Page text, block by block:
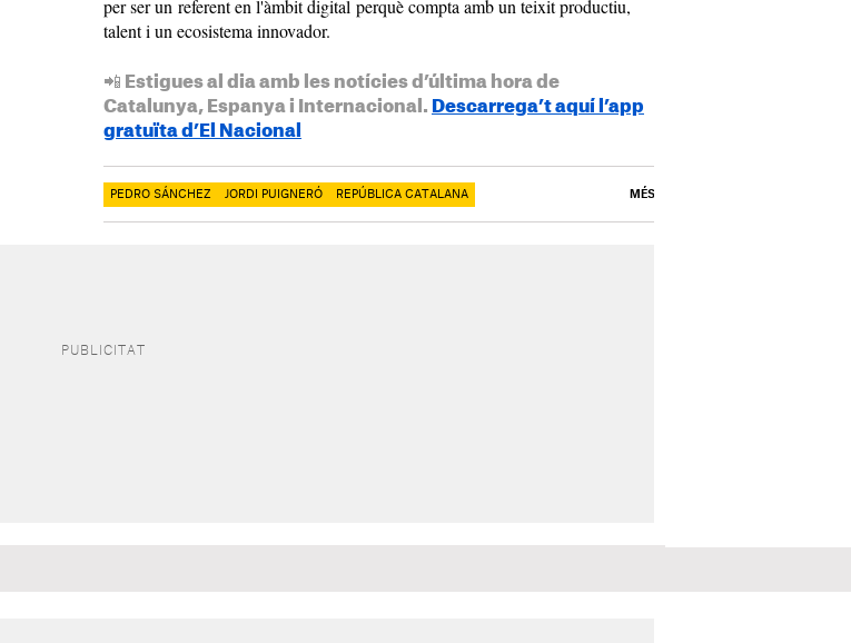
per ser un referent en l'àmbit digital perquè compta amb un teixit productiu,
talent i un ecosistema innovador.
📲 Estigues al dia amb les notícies d’última hora de
Catalunya, Espanya i Internacional. Descarrega’t aquí l’app
gratuïta d’El Nacional
PEDRO SÁNCHEZ JORDI PUIGNERÓ REPÚBLICA CATALANA MÉS